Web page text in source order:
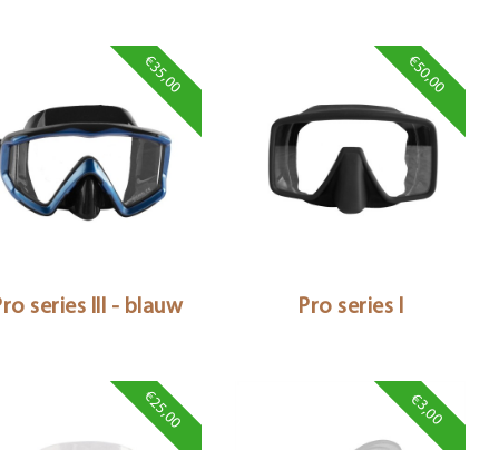
€35,00
series III - blauw
€50,00
Pro series I
€25,00 €3,00